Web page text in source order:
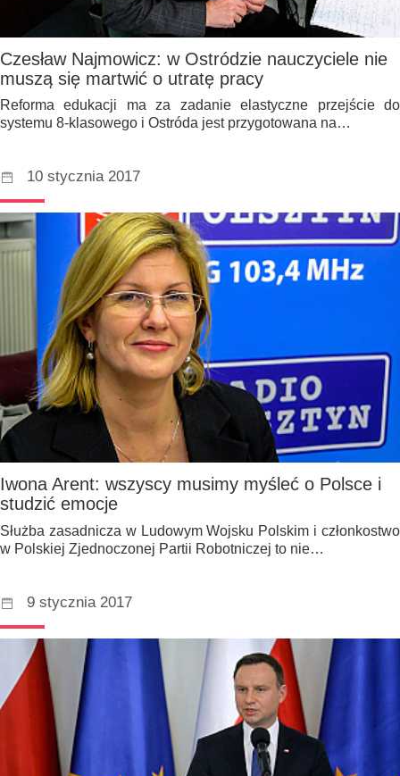
Czesław Najmowicz: w Ostródzie nauczyciele nie
muszą się martwić o utratę pracy
Reforma edukacji ma za zadanie elastyczne przejście do
systemu 8-klasowego i Ostróda jest przygotowana na…
10 stycznia 2017
Iwona Arent: wszyscy musimy myśleć o Polsce i
studzić emocje
Służba zasadnicza w Ludowym Wojsku Polskim i członkostwo
w Polskiej Zjednoczonej Partii Robotniczej to nie…
9 stycznia 2017